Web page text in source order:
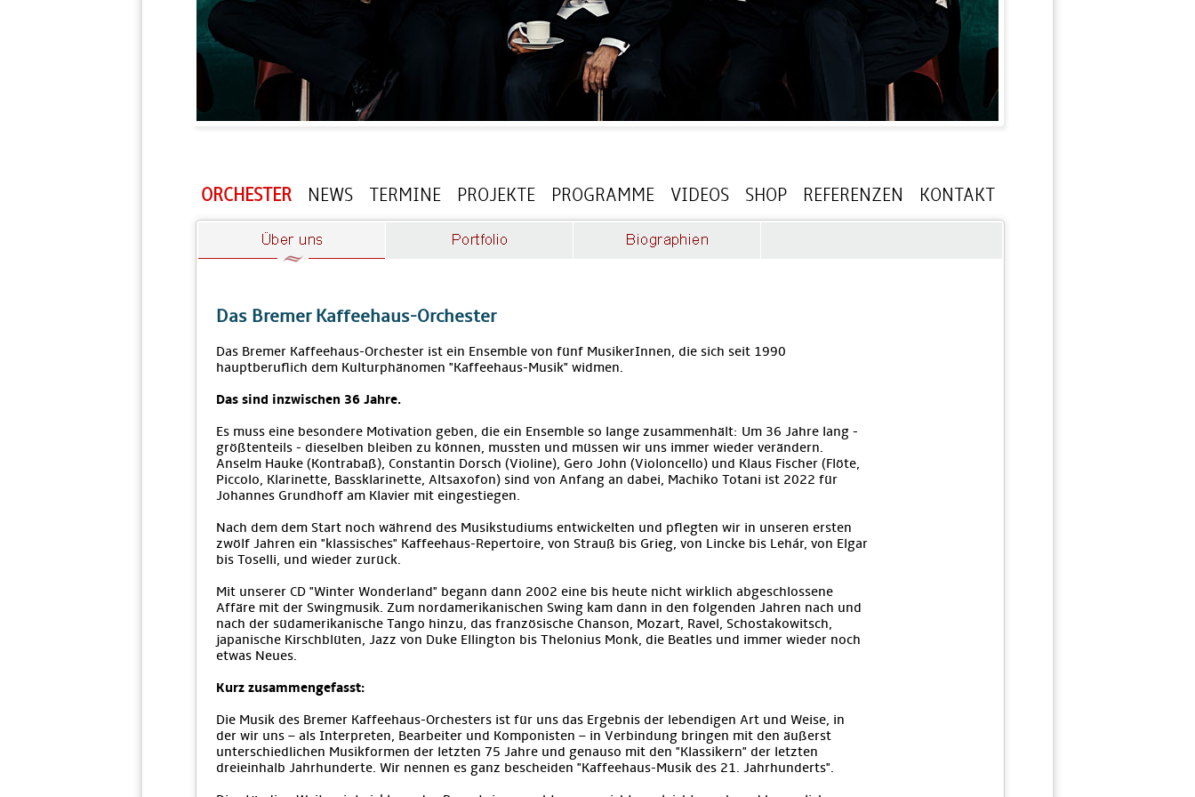
ORCHESTER NEWS TERMINE PROJEKTE PROGRAMME VIDEOS SHOP REFERENZEN KONTAKT
Das Bremer Kaffeehaus-Orchester
Das Bremer Kaffeehaus-Orchester ist ein Ensemble von fünf MusikerInnen, die sich seit 1990
hauptberuflich dem Kulturphänomen "Kaffeehaus-Musik" widmen.
Das sind inzwischen 36 Jahre.
Es muss eine besondere Motivation geben, die ein Ensemble so lange zusammenhält: Um 36 Jahre lang -
größtenteils - dieselben bleiben zu können, mussten und müssen wir uns immer wieder verändern.
Anselm Hauke (Kontrabaß), Constantin Dorsch (Violine), Gero John (Violoncello) und Klaus Fischer (Flöte,
Piccolo, Klarinette, Bassklarinette, Altsaxofon) sind von Anfang an dabei, Machiko Totani ist 2022 für
Johannes Grundhoff am Klavier mit eingestiegen.
Nach dem dem Start noch während des Musikstudiums entwickelten und pflegten wir in unseren ersten
zwölf Jahren ein "klassisches" Kaffeehaus-Repertoire, von Strauß bis Grieg, von Lincke bis Lehár, von Elgar
bis Toselli, und wieder zurück.
Mit unserer CD "Winter Wonderland" begann dann 2002 eine bis heute nicht wirklich abgeschlossene
Affäre mit der Swingmusik. Zum nordamerikanischen Swing kam dann in den folgenden Jahren nach und
nach der südamerikanische Tango hinzu, das französische Chanson, Mozart, Ravel, Schostakowitsch,
japanische Kirschblüten, Jazz von Duke Ellington bis Thelonius Monk, die Beatles und immer wieder noch
etwas Neues.
Kurz zusammengefasst:
Die Musik des Bremer Kaffeehaus-Orchesters ist für uns das Ergebnis der lebendigen Art und Weise, in
der wir uns – als Interpreten, Bearbeiter und Komponisten – in Verbindung bringen mit den äußerst
unterschiedlichen Musikformen der letzten 75 Jahre und genauso mit den "Klassikern" der letzten
dreieinhalb Jahrhunderte. Wir nennen es ganz bescheiden "Kaffeehaus-Musik des 21. Jahrhunderts".